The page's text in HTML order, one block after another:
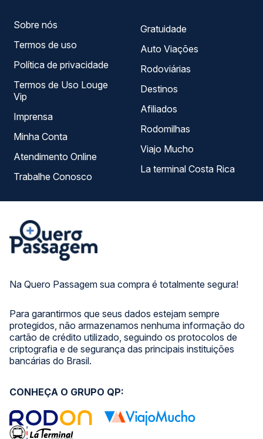
Na Quero Passagem sua compra é totalmente segura!
Para garantirmos que seus dados estejam sempre
protegidos, não armazenamos nenhuma informação do
cartão de crédito utilizado, seguindo os protocolos de
criptografia e de segurança das principais instituições
bancárias do Brasil.
Sobre nós
Termos de uso
Política de privacidade
Termos de Uso Louge
Vip
Imprensa
Minha Conta
Atendimento Online
Trabalhe Conosco
Gratuidade
Auto Viações
Rodoviárias
Destinos
Afiliados
Rodomilhas
Viajo Mucho
La terminal Costa Rica
CONHEÇA O GRUPO QP: